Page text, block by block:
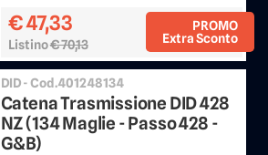
PROMO
Extra Sconto
€ 47,33
Listino€ 70,13 Sconto 25%
DID - Cod.401248134
Catena Trasmissione DID 428
NZ (134 Maglie - Passo 428 -
G&B)